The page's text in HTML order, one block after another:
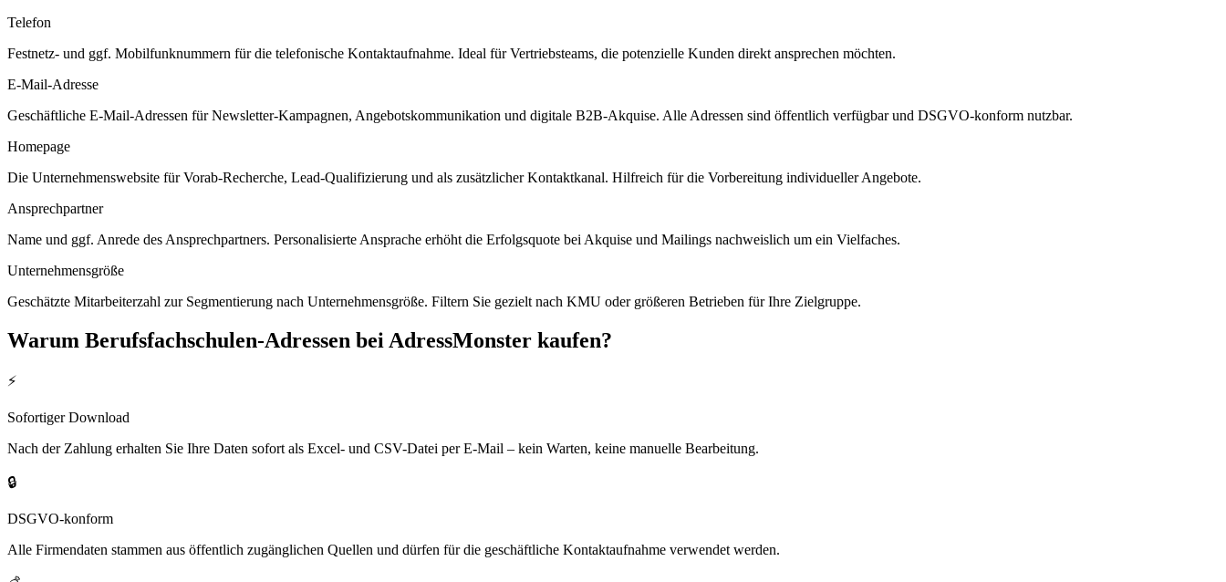
Telefon
Festnetz- und ggf. Mobilfunknummern für die telefonische Kontaktaufnahme. Ideal für Vertriebsteams, die potenzielle Kunden direkt ansprechen möchten.
E-Mail-Adresse
Geschäftliche E-Mail-Adressen für Newsletter-Kampagnen, Angebotskommunikation und digitale B2B-Akquise. Alle Adressen sind öffentlich verfügbar und DSGVO-konform nutzbar.
Homepage
Die Unternehmenswebsite für Vorab-Recherche, Lead-Qualifizierung und als zusätzlicher Kontaktkanal. Hilfreich für die Vorbereitung individueller Angebote.
Ansprechpartner
Name und ggf. Anrede des Ansprechpartners. Personalisierte Ansprache erhöht die Erfolgsquote bei Akquise und Mailings nachweislich um ein Vielfaches.
Unternehmensgröße
Geschätzte Mitarbeiterzahl zur Segmentierung nach Unternehmensgröße. Filtern Sie gezielt nach KMU oder größeren Betrieben für Ihre Zielgruppe.
Warum Berufsfachschulen-Adressen bei AdressMonster kaufen?
⚡
Sofortiger Download
Nach der Zahlung erhalten Sie Ihre Daten sofort als Excel- und CSV-Datei per E-Mail – kein Warten, keine manuelle Bearbeitung.
🔒
DSGVO-konform
Alle Firmendaten stammen aus öffentlich zugänglichen Quellen und dürfen für die geschäftliche Kontaktaufnahme verwendet werden.